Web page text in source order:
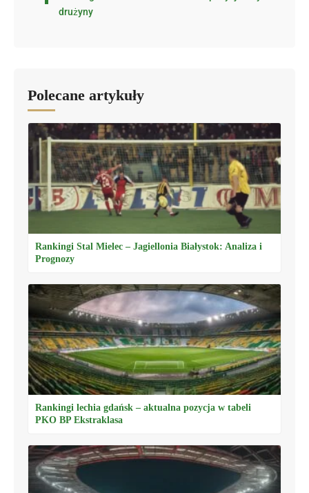
drużyny
Polecane artykuły
Rankingi Stal Mielec – Jagiellonia Białystok: Analiza i
Prognozy
Rankingi lechia gdańsk – aktualna pozycja w tabeli
PKO BP Ekstraklasa